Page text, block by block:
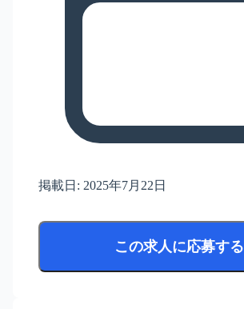
掲載日: 2025年7月22日
この求人に応募する